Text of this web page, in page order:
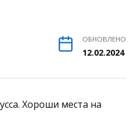
ОБНОВЛЕНО
12.02.2024
Хороши места на